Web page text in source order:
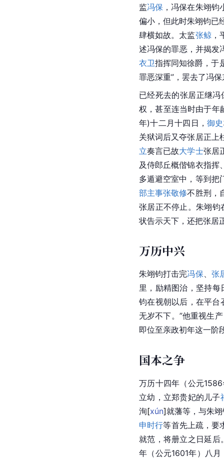
监冯保 ，冯保在朱翊
偏小，但此时朱翊钧已
肆横如故。太监张鲸，
述冯保的罪恶，并揭发
衣卫指挥同知徐爵，于
罪恶深重”，罢去了冯
已经死去的张居正继
权，甚至连当时由于年
年)十二月十四日，御史
关狱词后又夺张居正上
立奏言已故大学士张居
及侍郎丘概偕锦衣指挥
多遁避空室中，等到把
部主事张敬修不胜刑，
张居正不停止。朱翊
状告示天下，还把张居
万历中兴
朱翊钧打击完冯保、 张
里，励精图治，坚持
钧在视朝以后，在平台
无岁不下。”他重视生
即位至亲政初年这一阶
国本之争
万历十四年（公元
立幼，立郑贵妃的儿子
洵[xún]就藩等，与朱
申时行等首先上疏，要
就范，将册立之日延后
年（公元1601年）八月